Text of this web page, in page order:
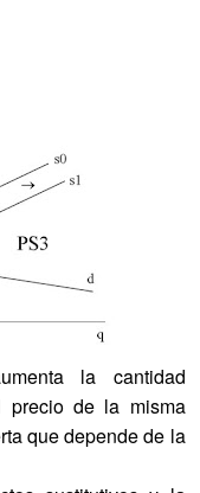
la cantidad
precio de la misma
que depende de la